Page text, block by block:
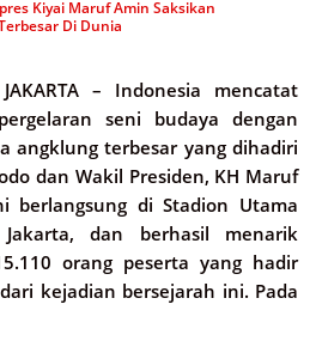
Kiyai Maruf Amin Saksikan
Di Dunia
– Indonesia mencatat
seni budaya dengan
angklung terbesar yang dihadiri
dan Wakil Presiden, KH Maruf
berlangsung di Stadion Utama
dan berhasil menarik
orang peserta yang hadir
kejadian bersejarah ini. Pada